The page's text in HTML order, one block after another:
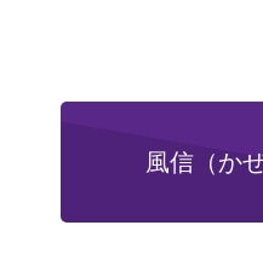
風信（か